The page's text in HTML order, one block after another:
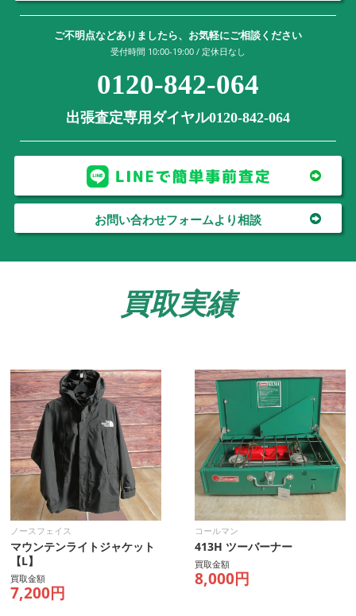
ご不明点などありましたら、お気軽にご相談ください
受付時間 10:00-19:00 / 定休日なし
0120-842-064
出張査定専用ダイヤル0120-842-064
お問い合わせフォームより相談
買取実績
ノースフェイス
マウンテンライトジャケット
【L】
買取金額
7,200円
コールマン
413H ツーバーナー
買取金額
8,000円